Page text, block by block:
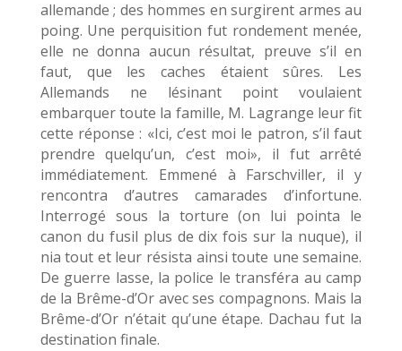
allemande ; des hommes en surgirent armes au
poing. Une perquisition fut rondement menée,
elle ne donna aucun résultat, preuve s’il en
faut, que les caches étaient sûres. Les
Allemands ne lésinant point voulaient
embarquer toute la famille, M. Lagrange leur fit
cette réponse : «Ici, c’est moi le patron, s’il faut
prendre quelqu’un, c’est moi», il fut arrêté
immédiatement. Emmené à Farschviller, il y
rencontra d’autres camarades d’infortune.
Interrogé sous la torture (on lui pointa le
canon du fusil plus de dix fois sur la nuque), il
nia tout et leur résista ainsi toute une semaine.
De guerre lasse, la police le transféra au camp
de la Brême-d’Or avec ses compagnons. Mais la
Brême-d’Or n’était qu’une étape. Dachau fut la
destination finale.